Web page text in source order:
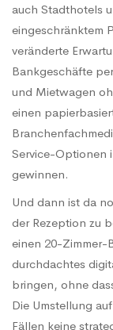
auch Stadthotels
eingeschränktem
veränderte
Bankgeschäfte
und Mietwagen
einen
Service-Optionen
gewinnen.
Und dann ist da
der Rezeption zu
einen 20-
durchdachtes
bringen, ohne
Die Umstellung
Fällen keine